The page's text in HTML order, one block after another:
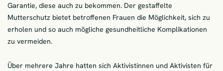
Garantie, diese auch zu bekommen. Der gestaffelte
Mutterschutz bietet betroffenen Frauen die Möglichkeit, sich zu
erholen und so auch mögliche gesundheitliche Komplikationen
zu vermeiden.
Über mehrere Jahre hatten sich Aktivistinnen und Aktivisten für